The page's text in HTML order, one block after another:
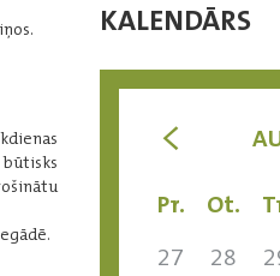
KALENDĀRS
<
Pr. Ot.
27
28